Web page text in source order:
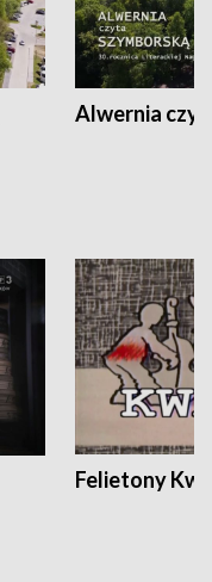
Alwernia
Felietony